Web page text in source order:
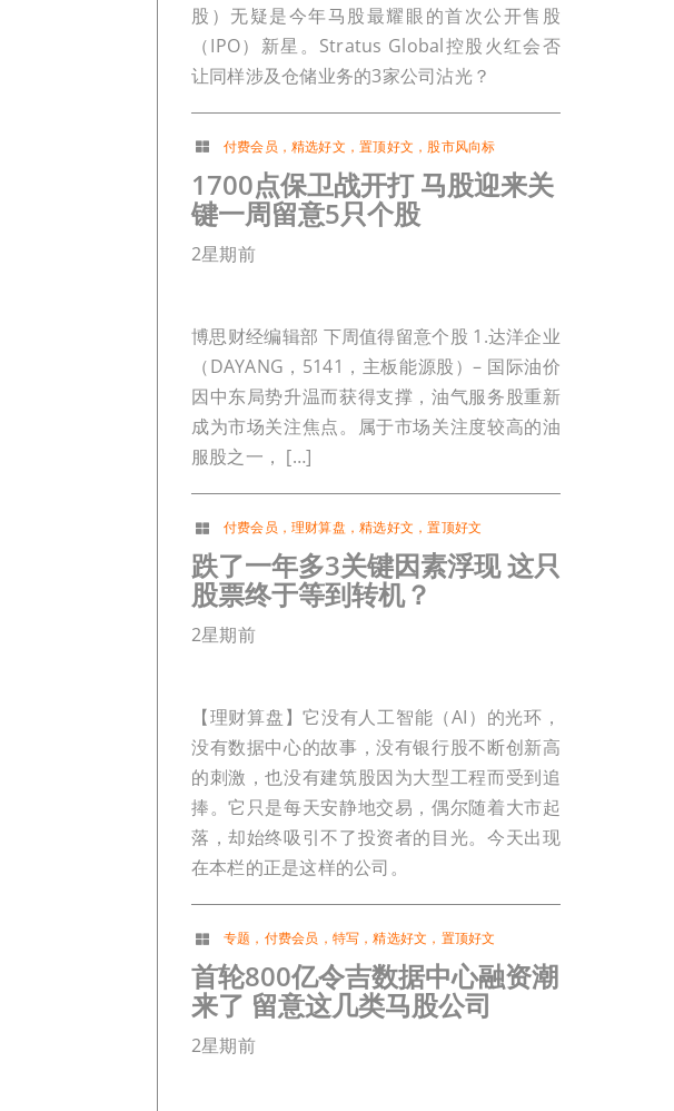
股）无疑是今年马股最耀眼的首次公开售股
（IPO）新星。Stratus Global控股火红会否
让同样涉及仓储业务的3家公司沾光？
付费会员 ，精选好文 ，置顶好文 ， 股市风向标
1700点保卫战开打 马股迎来关
键一周留意5只个股
2星期前
博思财经编辑部 下周值得留意个股 1.达洋企业
（DAYANG，5141，主板能源股）– 国际油价
因中东局势升温而获得支撑，油气服务股重新
成为市场关注焦点。属于市场关注度较高的油
服股之一， […]
付费会员 ，理财算盘 ，精选好文 ，置顶好文
跌了一年多3关键因素浮现 这只
股票终于等到转机？
2星期前
【理财算盘】它没有人工智能（AI）的光环，
没有数据中心的故事，没有银行股不断创新高
的刺激，也没有建筑股因为大型工程而受到追
捧。它只是每天安静地交易，偶尔随着大市起
落，却始终吸引不了投资者的目光。今天出现
在本栏的正是这样的公司。
专题 ， 付费会员 ， 特写 ，精选好文 ， 置顶好文
首轮800亿令吉数据中心融资潮
来了 留意这几类马股公司
2星期前